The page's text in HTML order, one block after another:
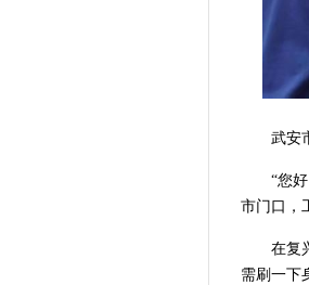
武安
“您
市门口，
在复
需刷一下